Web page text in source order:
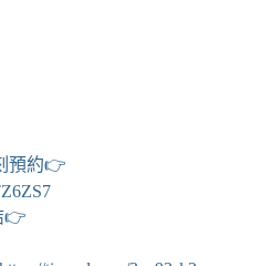
預約👉
👉